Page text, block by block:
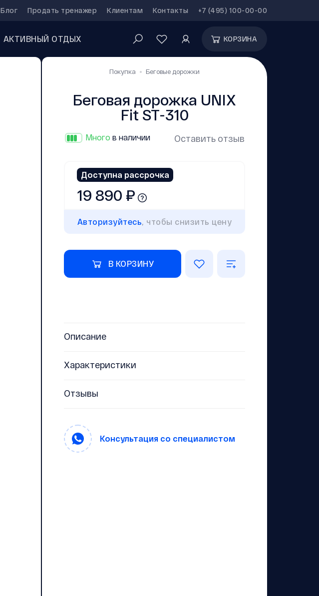
Блог Продать тренажер Клиентам Контакты +7 (495) 100-00-00
АКТИВНЫЙ ОТДЫХ КОРЗИНА
Покупка Беговые дорожки
Беговая дорожка UNIX
Fit ST-310
Много в наличии Оставить отзыв
Доступна рассрочка
19 890 ₽
Авторизуйтесь, чтобы снизить цену
В КОРЗИНУ
Описание
Характеристики
Отзывы
Консультация со специалистом